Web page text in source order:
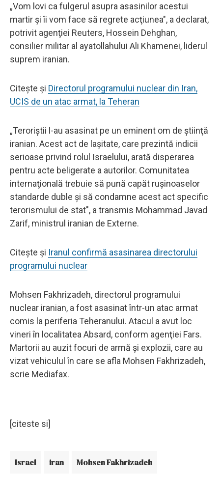
„Vom lovi ca fulgerul asupra asasinilor acestui
martir şi îi vom face să regrete acţiunea", a declarat,
potrivit agenţiei Reuters, Hossein Dehghan,
consilier militar al ayatollahului Ali Khamenei, liderul
suprem iranian.
Citește și Directorul programului nuclear din Iran,
UCIS de un atac armat, la Teheran
„Teroriştii l-au asasinat pe un eminent om de ştiinţă
iranian. Acest act de laşitate, care prezintă indicii
serioase privind rolul Israelului, arată disperarea
pentru acte beligerate a autorilor. Comunitatea
internaţională trebuie să pună capăt ruşinoaselor
standarde duble şi să condamne acest act specific
terorismului de stat", a transmis Mohammad Javad
Zarif, ministrul iranian de Externe.
Citește și Iranul confirmă asasinarea directorului
programului nuclear
Mohsen Fakhrizadeh, directorul programului
nuclear iranian, a fost asasinat într-un atac armat
comis la periferia Teheranului. Atacul a avut loc
vineri în localitatea Absard, conform agenţiei Fars.
Martorii au auzit focuri de armă şi explozii, care au
vizat vehiculul în care se afla Mohsen Fakhrizadeh,
scrie Mediafax.
[citeste si]
Israel iran Mohsen Fakhrizadeh